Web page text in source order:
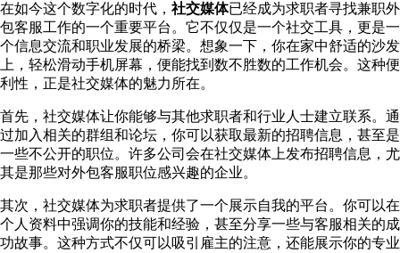
在如今这个数字化的时代， 社交媒体已经成为求职者寻找兼职外
包客服工作的一个重要平台。它不仅仅是一个社交工具，更是一
个信息交流和职业发展的桥梁。想象一下，你在家中舒适的沙发
上，轻松滑动手机屏幕，便能找到数不胜数的工作机会。这种便
利性，正是社交媒体的魅力所在。
首先，社交媒体让你能够与其他求职者和行业人士建立联系。通
过加入相关的群组和论坛，你可以获取最新的招聘信息，甚至是
一些不公开的职位。许多公司会在社交媒体上发布招聘信息，尤
其是那些对外包客服职位感兴趣的企业。
其次，社交媒体为求职者提供了一个展示自我的平台。你可以在
个人资料中强调你的技能和经验，甚至分享一些与客服相关的成
功故事。这种方式不仅可以吸引雇主的注意，还能展示你的专业